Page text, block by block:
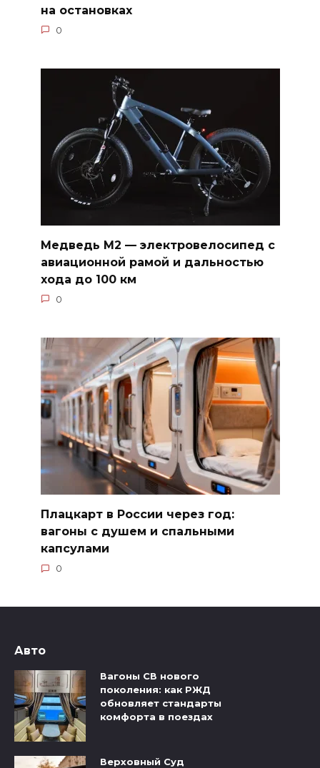
на остановках
0
Медведь М2 — электровелосипед с
авиационной рамой и дальностью
хода до 100 км
0
Плацкарт в России через год:
вагоны с душем и спальными
капсулами
0
Авто
Вагоны СВ нового
поколения: как РЖД
обновляет стандарты
комфорта в поездах
Верховный Суд